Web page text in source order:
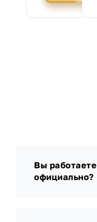
Вы работаете
официально?